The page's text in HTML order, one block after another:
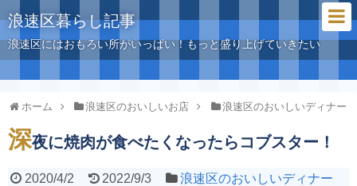
浪速区暮らし記事
浪速区にはおもろい所がいっぱい！もっと盛り上げていきたい
ホーム 浪速区のおいしいお店 浪速区のおいしいディナー
深夜に焼肉が食べたくなったらコブスター！
2020/4/2 2022/9/3 浪速区のおいしいディナー